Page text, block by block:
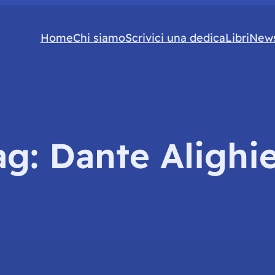
HomeChi siamoScrivici una dedicaLibri
Dante